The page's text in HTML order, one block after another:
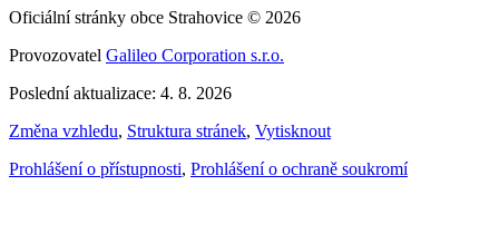
Oficiální stránky obce Strahovice © 2026
Provozovatel Galileo Corporation s.r.o.
Poslední aktualizace: 4. 8. 2026
Změna vzhledu, Struktura stránek, Vytisknout
Prohlášení o přístupnosti, Prohlášení o ochraně soukromí